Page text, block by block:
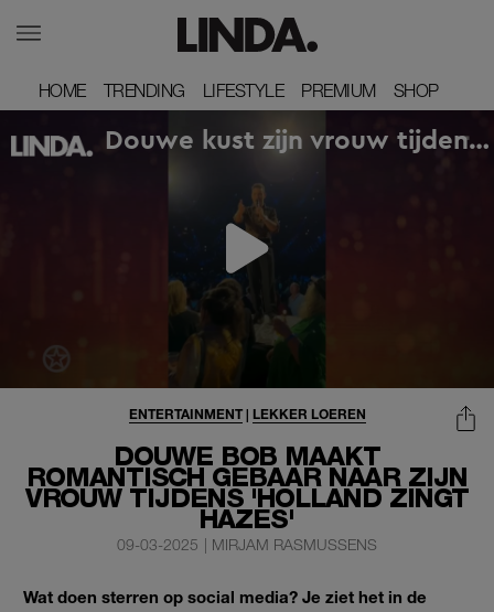
HOME
HOME TRENDING
TRENDING LIFESTYLE
LIFESTYLE PREMIUM
PREMIUM SHOP
SHOP
DOUWE BOB MAAKT
ROMANTISCH GEBAAR NAAR ZIJN
VROUW TIJDENS 'HOLLAND ZINGT
HAZES'
ENTERTAINMENT| LEKKER LOEREN
09-03-2025 | MIRJAM RASMUSSENS
Wat doen sterren op social media? Je ziet het in de